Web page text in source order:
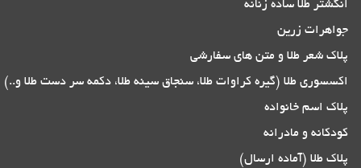
انگشتر طلا ساده زنانه
جواهرات زرین
پلاک شعر طلا و متن های سفارشی
اکسسوری طلا (گیره کراوات طلا، سنجاق سینه طلا، دکمه سر دست طلا و..)
پلاک اسم خانواده
کودکانه و مادرانه
پلاک طلا (آماده ارسال)